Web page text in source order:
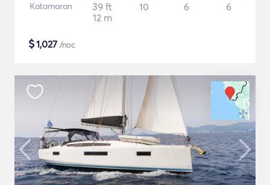
Katamaran
39 ft
12 m
10 6 6
$1,027 /noc